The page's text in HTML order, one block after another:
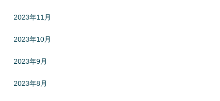
2023年11月
2023年10月
2023年9月
2023年8月